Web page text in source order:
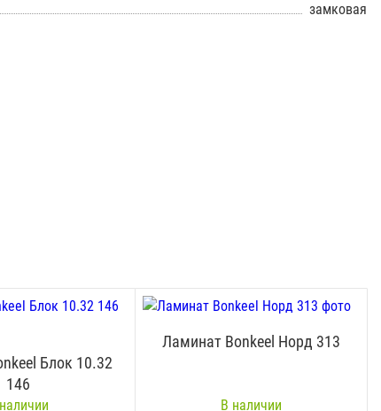
замковая
Блок 10.32
146
Ламинат Bonkeel Норд 313
В наличии